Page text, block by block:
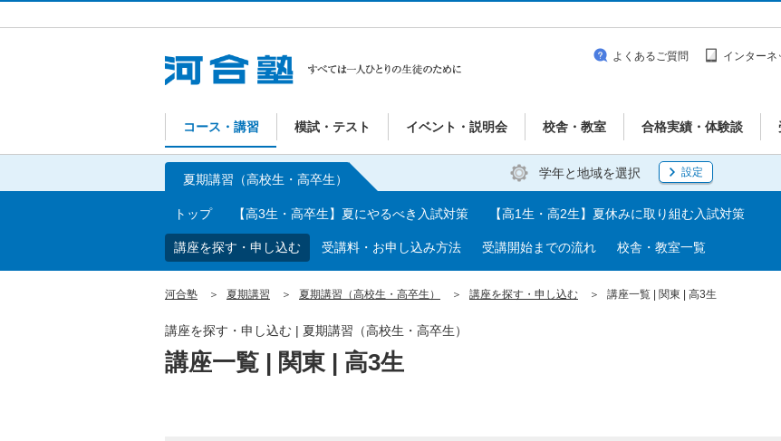
コース・講習 模試・テスト イベント・説明会 校舎・教室 合格実績・体験談
よくあるご質問 インターネ
学年と地域を選択 設定
夏期講習（高校生・高卒生）
トップ 【高3生・高卒生】夏にやるべき入試対策 【高1生・高2生】夏休みに取り組む入試対策
講座を探す・申し込む 受講料・お申し込み方法 受講開始までの流れ 校舎・教室一覧
河合塾 夏期講習 夏期講習（高校生・高卒生） 講座を探す・申し込む 講座一覧 | 関東 | 高3生
講座一覧 | 関東 | 高3生
講座を探す・申し込む | 夏期講習（高校生・高卒生）